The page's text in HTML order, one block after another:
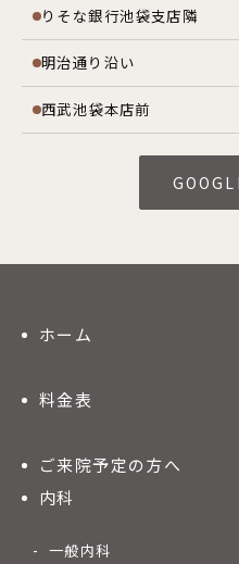
りそな銀行池袋支店隣
明治通り沿い
西武池袋本店前
ホーム
料金表
ご来院予定の方へ
内科
一般内科